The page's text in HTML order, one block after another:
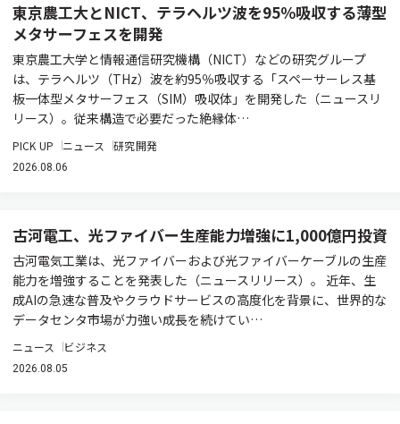
東京農工大とNICT、テラヘルツ波を95％吸収する薄型
メタサーフェスを開発
東京農工大学と情報通信研究機構（NICT）などの研究グループ
は、テラヘルツ（THz）波を約95％吸収する「スペーサーレス基
板一体型メタサーフェス（SIM）吸収体」を開発した（ニュースリ
リース）。従来構造で必要だった絶縁体…
PICK UP ニュース 研究開発
2026.08.06
古河電工、光ファイバー生産能力増強に1,000億円投資
古河電気工業は、光ファイバーおよび光ファイバーケーブルの生産
能力を増強することを発表した（ニュースリリース）。 近年、生
成AIの急速な普及やクラウドサービスの高度化を背景に、世界的な
データセンタ市場が力強い成長を続けてい…
ニュース ビジネス
2026.08.05